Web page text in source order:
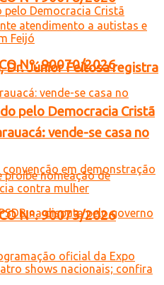
Dr. Júnior Feitosa registra
pelo Democracia Cristã
Nº. 90070/2026
vende-se casa no
Nº. 90073/2026